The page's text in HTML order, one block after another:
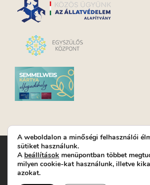
Turay Ida Színház Közhasznú Nonprofit
helyszín: Turay Ida Színház 1089
Levelezési cím: 1089 Budapest, Kálvária tér
A weboldalon a minőségi felhasználói
sütiket használunk.
A beállítások menüpontban többet
milyen cookie-kat használunk, illetve
azokat.